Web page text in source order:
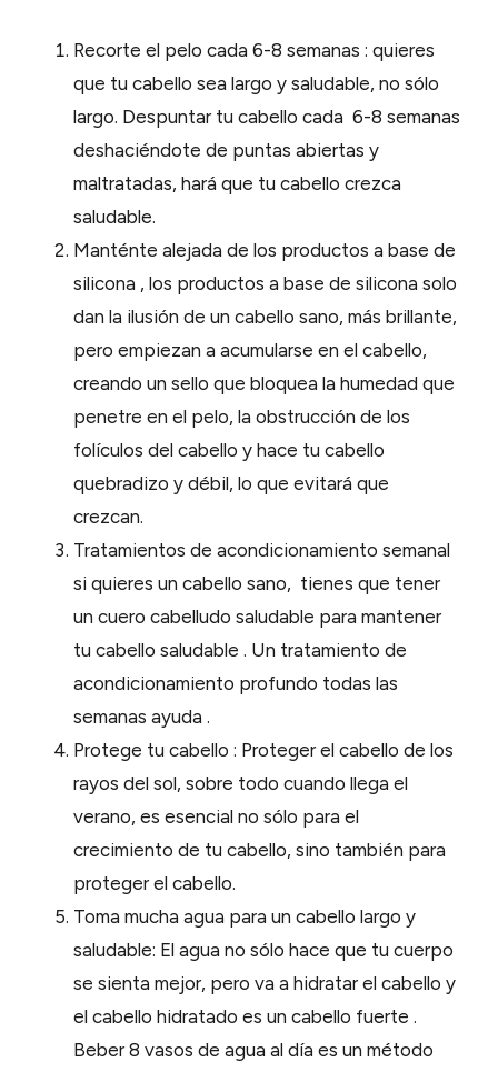
Recorte el pelo cada 6-8 semanas : quieres
que tu cabello sea largo y saludable, no sólo
largo. Despuntar tu cabello cada 6-8 semanas
deshaciéndote de puntas abiertas y
maltratadas, hará que tu cabello crezca
saludable.
Manténte alejada de los productos a base de
silicona , los productos a base de silicona solo
dan la ilusión de un cabello sano, más brillante,
pero empiezan a acumularse en el cabello,
creando un sello que bloquea la humedad que
penetre en el pelo, la obstrucción de los
folículos del cabello y hace tu cabello
quebradizo y débil, lo que evitará que
crezcan.
Tratamientos de acondicionamiento semanal
si quieres un cabello sano, tienes que tener
un cuero cabelludo saludable para mantener
tu cabello saludable . Un tratamiento de
acondicionamiento profundo todas las
semanas ayuda .
Protege tu cabello : Proteger el cabello de los
rayos del sol, sobre todo cuando llega el
verano, es esencial no sólo para el
crecimiento de tu cabello, sino también para
proteger el cabello.
Toma mucha agua para un cabello largo y
saludable: El agua no sólo hace que tu cuerpo
se sienta mejor, pero va a hidratar el cabello y
el cabello hidratado es un cabello fuerte .
Beber 8 vasos de agua al día es un método